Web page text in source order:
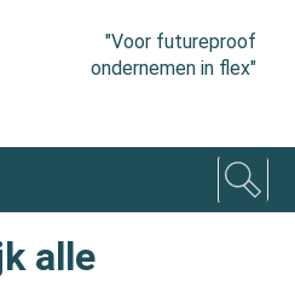
"Voor futureproof
ondernemen in flex"
alle